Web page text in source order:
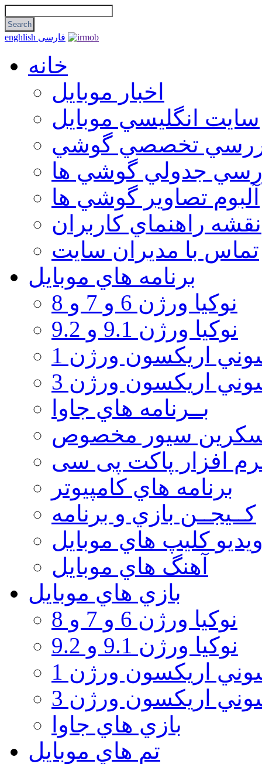
enghlish فارسی
خانه
اخبار موبایل
سايت انگليسي موبايل
تخصصي گوشي
جدولي گوشي ها
آلبوم تصاوير گوشي ها
نقشه راهنماي كاربران
تماس با مديران سايت
برنامه هاي موبايل
نوکیا ورژن 6 و 7 و 8
نوکیا ورژن 9.1 و 9.2
اريكسون ورژن 1
اريكسون ورژن 3
بــرنامه هاي جاوا
سيور مخصوص
افزار پاکت پی سی
برنامه هاي كامپيوتر
كــيجــن بازي و برنامه
كليپ هاي موبايل
آهنگ هاي موبايل
بازي هاي موبايل
نوكيا ورژن 6 و 7 و 8
نوكيا ورژن 9.1 و 9.2
اريكسون ورژن 1
اريكسون ورژن 3
بازي هاي جاوا
تم هاي موبايل